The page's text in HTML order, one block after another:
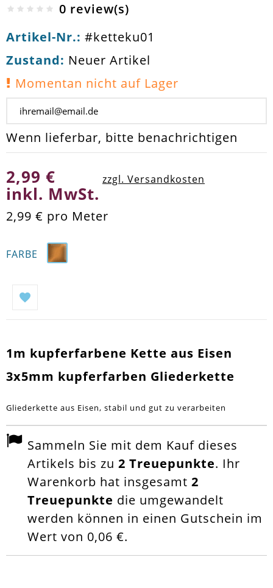
0 review(s)
Artikel-Nr.: #ketteku01
Zustand: Neuer Artikel
Momentan nicht auf Lager
Wenn lieferbar, bitte benachrichtigen
2,99 €
inkl. MwSt.
zzgl. Versandkosten
2,99 € pro Meter
FARBE
1m kupferfarbene Kette aus Eisen
3x5mm kupferfarben Gliederkette
Gliederkette aus Eisen, stabil und gut zu verarbeiten
Sammeln Sie mit dem Kauf dieses
Artikels bis zu 2 Treuepunkte. Ihr
Warenkorb hat insgesamt 2
Treuepunkte die umgewandelt
werden können in einen Gutschein im
Wert von 0,06 €.